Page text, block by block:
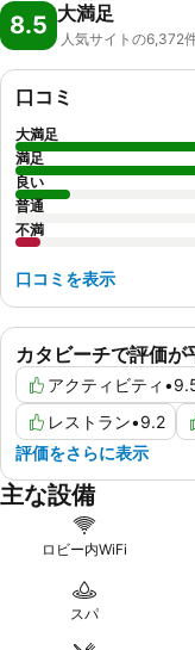
8.5 大満足
人気サイトの6,372
カタビーチで評価が
アクティビティ •
レストラン•9.2
評価をさらに表示
口コミ
大満足
満足
良い
普通
不満
口コミを表示
主な設備
ロビー内WiFi
スパ